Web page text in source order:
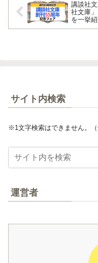
講談社
社文庫
を一挙
サイト内検索
※1文字検索はできません。
運営者